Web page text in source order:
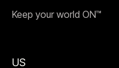
Keep your world ON™
US